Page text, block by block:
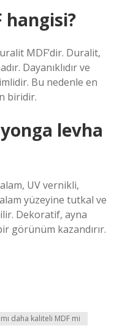
hangisi?
MDF’dir. Duralit,
Dayanıklıdır ve
Bu nedenle en
biridir.
levha
UV vernikli,
yüzeyine tutkal ve
Dekoratif, ayna
görünüm kazandırır.
daha kaliteli MDF mi